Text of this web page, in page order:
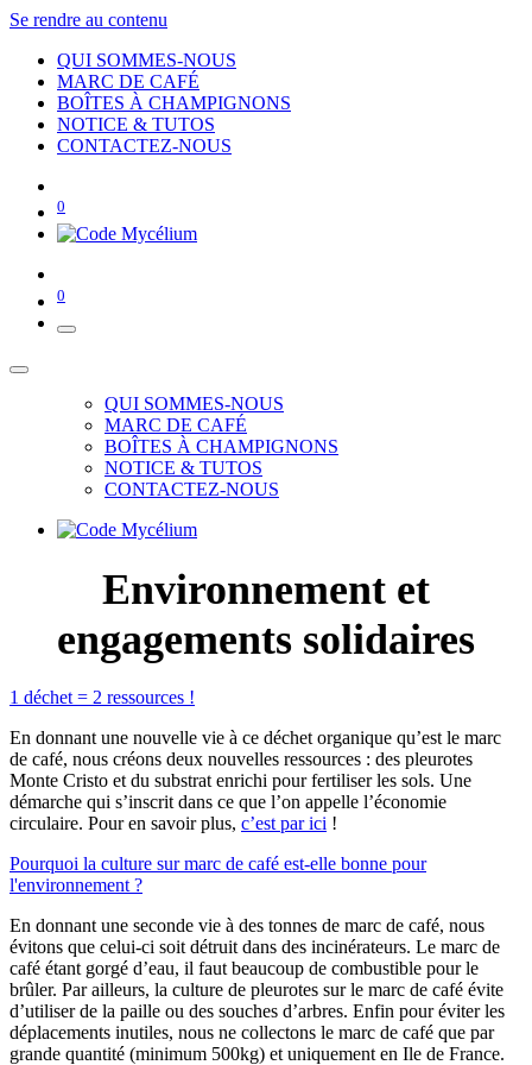
Se rendre au contenu
QUI SOMMES-NOUS
MARC DE CAFÉ
BOÎTES À CHAMPIGNONS
NOTICE & TUTOS
CONTACTEZ-NOUS
0
0
QUI SOMMES-NOUS
MARC DE CAFÉ
BOÎTES À CHAMPIGNONS
NOTICE & TUTOS
CONTACTEZ-NOUS
Environnement et
engagements solidaires
1 déchet = 2 ressources !
En donnant une nouvelle vie à ce déchet organique qu’est le marc
de café, nous créons deux nouvelles ressources : des pleurotes
Monte Cristo et du substrat enrichi pour fertiliser les sols. Une
démarche qui s’inscrit dans ce que l’on appelle l’économie
circulaire. Pour en savoir plus, c’est par ici !
Pourquoi la culture sur marc de café est-elle bonne pour
l'environnement ?
En donnant une seconde vie à des tonnes de marc de café, nous
évitons que celui-ci soit détruit dans des incinérateurs. Le marc de
café étant gorgé d’eau, il faut beaucoup de combustible pour le
brûler. Par ailleurs, la culture de pleurotes sur le marc de café évite
d’utiliser de la paille ou des souches d’arbres. Enfin pour éviter les
déplacements inutiles, nous ne collectons le marc de café que par
grande quantité (minimum 500kg) et uniquement en Ile de France.